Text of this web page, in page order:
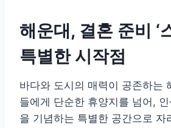
해운대, 결혼 준비 ‘
특별한 시작점
바다와 도시의 매력이 공존하는
들에게 단순한 휴양지를 넘어,
을 기념하는 특별한 공간으로 자